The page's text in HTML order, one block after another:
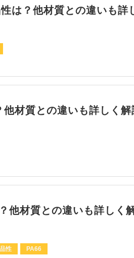
は？他材質との違いも詳
材質との違いも詳しく解
他材質との違いも詳しく
性 PA66